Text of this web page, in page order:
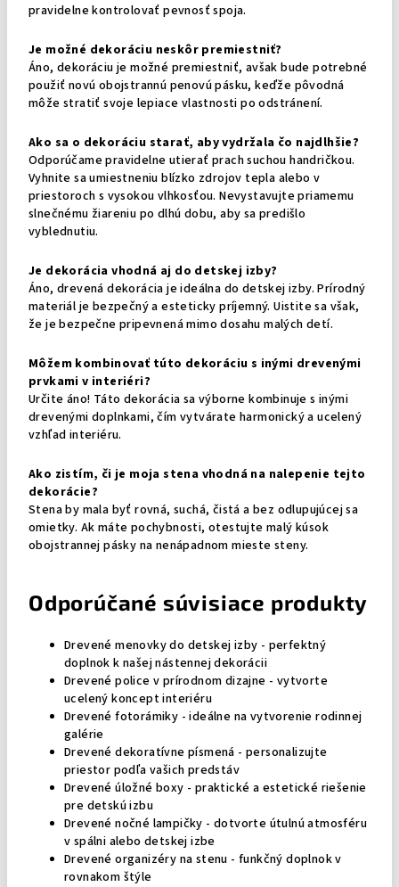
pravidelne kontrolovať pevnosť spoja.
Je možné dekoráciu neskôr premiestniť?
Áno, dekoráciu je možné premiestniť, avšak bude potrebné
použiť novú obojstrannú penovú pásku, keďže pôvodná
môže stratiť svoje lepiace vlastnosti po odstránení.
Ako sa o dekoráciu starať, aby vydržala čo najdlhšie?
Odporúčame pravidelne utierať prach suchou handričkou.
Vyhnite sa umiestneniu blízko zdrojov tepla alebo v
priestoroch s vysokou vlhkosťou. Nevystavujte priamemu
slnečnému žiareniu po dlhú dobu, aby sa predišlo
vyblednutiu.
Je dekorácia vhodná aj do detskej izby?
Áno, drevená dekorácia je ideálna do detskej izby. Prírodný
materiál je bezpečný a esteticky príjemný. Uistite sa však,
že je bezpečne pripevnená mimo dosahu malých detí.
Môžem kombinovať túto dekoráciu s inými drevenými
prvkami v interiéri?
Určite áno! Táto dekorácia sa výborne kombinuje s inými
drevenými doplnkami, čím vytvárate harmonický a ucelený
vzhľad interiéru.
Ako zistím, či je moja stena vhodná na nalepenie tejto
dekorácie?
Stena by mala byť rovná, suchá, čistá a bez odlupujúcej sa
omietky. Ak máte pochybnosti, otestujte malý kúsok
obojstrannej pásky na nenápadnom mieste steny.
Odporúčané súvisiace produkty
Drevené menovky do detskej izby - perfektný
doplnok k našej nástennej dekorácii
Drevené police v prírodnom dizajne - vytvorte
ucelený koncept interiéru
Drevené fotorámiky - ideálne na vytvorenie rodinnej
galérie
Drevené dekoratívne písmená - personalizujte
priestor podľa vašich predstáv
Drevené úložné boxy - praktické a estetické riešenie
pre detskú izbu
Drevené nočné lampičky - dotvorte útulnú atmosféru
v spálni alebo detskej izbe
Drevené organizéry na stenu - funkčný doplnok v
rovnakom štýle